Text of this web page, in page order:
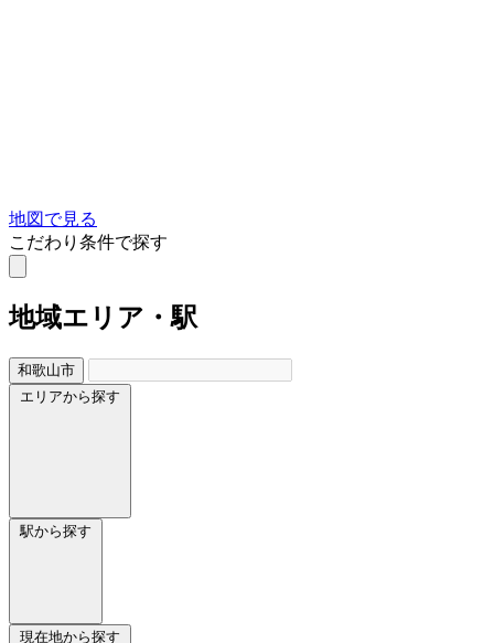
地図で見る
こだわり条件で探す
地域エリア・駅
和歌山市
エリアから探す
駅から探す
現在地から探す